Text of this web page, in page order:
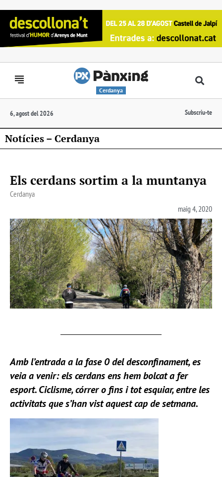
Cerdanya
6, agost del 2026 Subscriu-te
Notícies – Cerdanya
Els cerdans sortim a la muntanya
Cerdanya
maig 4, 2020
Amb l’entrada a la fase 0 del desconfinament, es
veia a venir: els cerdans enshembolcat a fer
esport. Ciclisme, córrer o fins i tot esquiar, entre les
activitats que s’han vist aquest cap de setmana.